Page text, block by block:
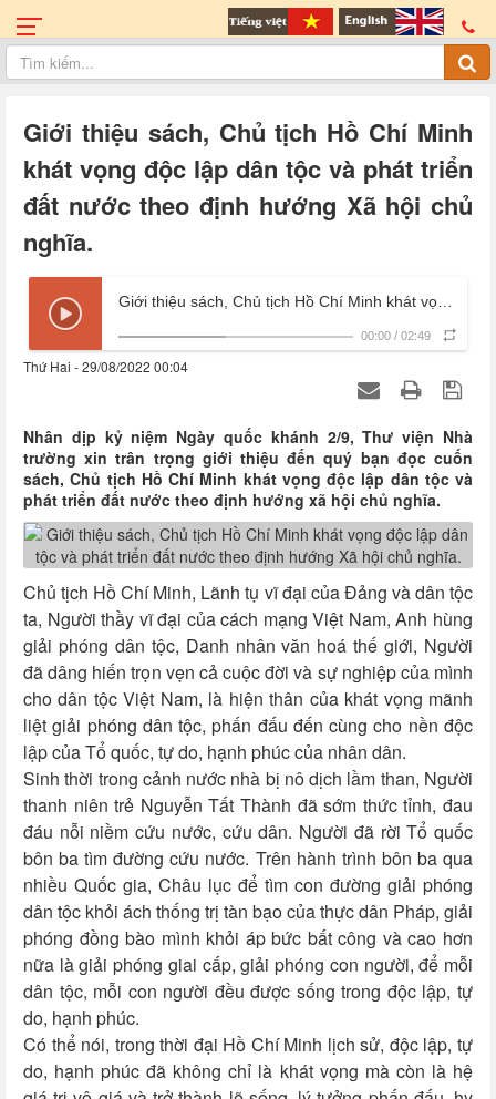
Giới thiệu sách, Chủ tịch Hồ Chí Minh
khát vọng độc lập dân tộc và phát triển
đất nước theo định hướng Xã hội chủ
nghĩa.
00:00 / 02:49
Thứ Hai - 29/08/2022 00:04
Nhân dịp kỷ niệm Ngày quốc khánh 2/9, Thư viện Nhà
trường xin trân trọng giới thiệu đến quý bạn đọc cuốn
sách, Chủ tịch Hồ Chí Minh khát vọng độc lập dân tộc và
phát triển đất nước theo định hướng xã hội chủ nghĩa.
Chủ tịch Hồ Chí Minh, Lãnh tụ vĩ đại của Đảng và dân tộc
ta, Người thầy vĩ đại của cách mạng Việt Nam, Anh hùng
giải phóng dân tộc, Danh nhân văn hoá thế giới, Người
đã dâng hiến trọn vẹn cả cuộc đời và sự nghiệp của mình
cho dân tộc Việt Nam, là hiện thân của khát vọng mãnh
liệt giải phóng dân tộc, phấn đấu đến cùng cho nền độc
lập của Tổ quốc, tự do, hạnh phúc của nhân dân.
Sinh thời trong cảnh nước nhà bị nô dịch lầm than, Người
thanh niên trẻ Nguyễn Tất Thành đã sớm thức tỉnh, đau
đáu nỗi niềm cứu nước, cứu dân. Người đã rời Tổ quốc
bôn ba tìm đường cứu nước. Trên hành trình bôn ba qua
nhiều Quốc gia, Châu lục để tìm con đường giải phóng
dân tộc khỏi ách thống trị tàn bạo của thực dân Pháp, giải
phóng đồng bào mình khỏi áp bức bất công và cao hơn
nữa là giải phóng giai cấp, giải phóng con người, để mỗi
dân tộc, mỗi con người đều được sống trong độc lập, tự
do, hạnh phúc.
Có thể nói, trong thời đại Hồ Chí Minh lịch sử, độc lập, tự
do, hạnh phúc đã không chỉ là khát vọng mà còn là hệ